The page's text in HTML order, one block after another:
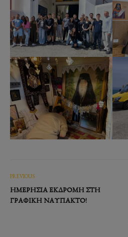
PREVIOUS
ΗΜΕΡΉΣΙΑ ΕΚΔΡΟΜΉ ΣΤΗ
ΓΡΑΦΙΚΉ ΝΑΎΠΑΚΤΟ!